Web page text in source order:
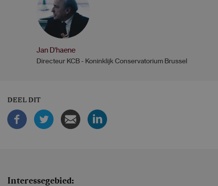
Jan D'haene
Directeur KCB - Koninklijk Conservatorium Brussel
DEEL DIT
Interessegebied